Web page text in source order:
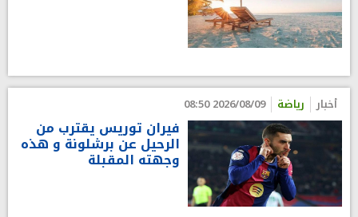
أخبار رياضة 2026/08/09 08:50
فيران توريس يقترب من
الرحيل عن برشلونة و هذه
وجهته المقبلة